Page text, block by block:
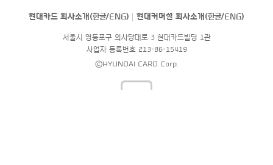
현대카드 회사소개(한글/ENG) 현대커머셜 회사소개(한글/ENG)
서울시 영등포구 의사당대로 3 현대카드빌딩 1관
사업자 등록번호 213-86-15419
©HYUNDAI CARD Corp.